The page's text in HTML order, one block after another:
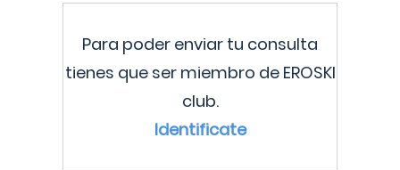
Para poder enviar tu consulta
tienes que ser miembro de EROSKI
club.
Identificate